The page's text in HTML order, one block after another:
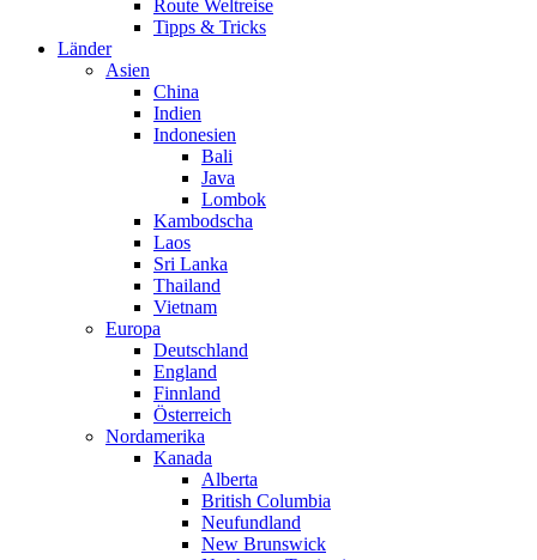
Route Weltreise
Tipps & Tricks
Länder
Asien
China
Indien
Indonesien
Bali
Java
Lombok
Kambodscha
Laos
Sri Lanka
Thailand
Vietnam
Europa
Deutschland
England
Finnland
Österreich
Nordamerika
Kanada
Alberta
British Columbia
Neufundland
New Brunswick